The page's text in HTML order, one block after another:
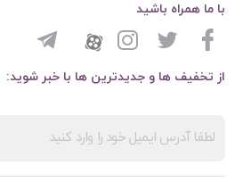
از تخفیف ها و جدیدترین ها با خبر شوید:
با ما همراه باشید